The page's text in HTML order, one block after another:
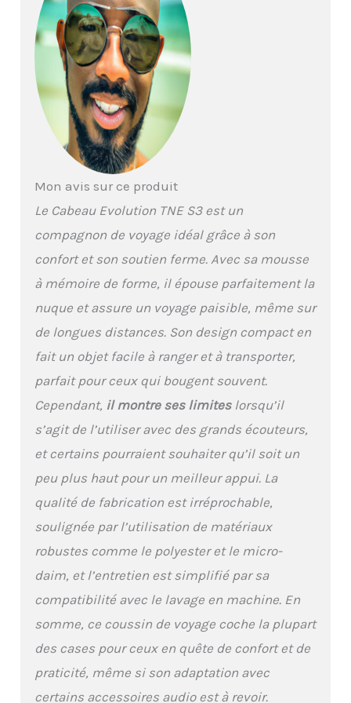
trains et tout ce qui se
trouve entre les deux.
Complétez votre kit de
voyage avec ce coussin
de soutien de qualité
supérieure pour éviter
les tensions cervicales,
les tensions dorsales ou
même les ronflements
Technologie de la sangle
entièrement réglable
pour éviter que la tête ne
bouge. Le coussin de
voyage innovant
maintient la bouche
fermée et sécurise la
tête. Le design ouvert au
niveau du cou offre un
personnalisé et une
dissipation optimale de
confort optimal. Sangles
de siège S3 exclusives :
nuque pour les
déplacements à
y compris les sièges
d'avion ou les chaises de
l'affaissement ou la
prévention et aligner
parfaitement la tête et
la colonne vertébrale
pour un confort et un
soutien ultimes. Design
ergonomique en mousse
à mémoire de forme :
The Neck's Evolution est
Mon avis sur ce produit
Le Cabeau Evolution TNE S3 est un
compagnon de voyage idéal grâce à son
confort et son soutien ferme. Avec sa mousse
à mémoire de forme, il épouse parfaitement la
nuque et assure un voyage paisible, même sur
de longues distances. Son design compact en
fait un objet facile à ranger et à transporter,
parfait pour ceux qui bougent souvent.
Cependant, il montre ses limiteslorsqu’il
s’agit de l’utiliser avec des grands écouteurs,
et certains pourraient souhaiter qu’il soit un
peu plus haut pour un meilleur appui. La
qualité de fabrication est irréprochable,
soulignée par l’utilisation de matériaux
robustes comme le polyester et le micro-
daim, et l’entretien est simplifié par sa
compatibilité avec le lavage en machine. En
somme, ce coussin de voyage coche la plupart
des cases pour ceux en quête de confort et de
praticité, même si son adaptation avec
certains accessoires audio est à revoir.